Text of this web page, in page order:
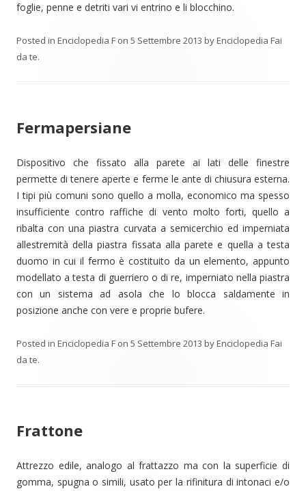
foglie, penne e detriti vari vi entrino e li blocchino.
Posted in Enciclopedia F on 5 Settembre 2013 byEnciclopedia Fai
da te.
Fermapersiane
Dispositivo che fissato alla parete ai lati delle finestre
permette di tenere aperte e ferme le ante di chiusura esterna.
I tipi più comuni sono quello a molla, economico ma spesso
insufficiente contro raffiche di vento molto forti, quello a
ribalta con una piastra curvata a semicerchio ed imperniata
allestremità della piastra fissata alla parete e quella a testa
duomo in cui il fermo è costituito da un elemento, appunto
modellato a testa di guerriero o di re, imperniato nella piastra
con un sistema ad asola che lo blocca saldamente in
posizione anche con vere e proprie bufere.
Posted in Enciclopedia F on 5 Settembre 2013 byEnciclopedia Fai
da te.
Frattone
Attrezzo edile, analogo al frattazzo ma con la superficie di
gomma, spugna o simili, usato per la rifinitura di intonaci e/o